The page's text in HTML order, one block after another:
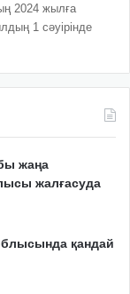
2024 жылға
1 сәуірінде
жаңа
жалғасуда
қандай